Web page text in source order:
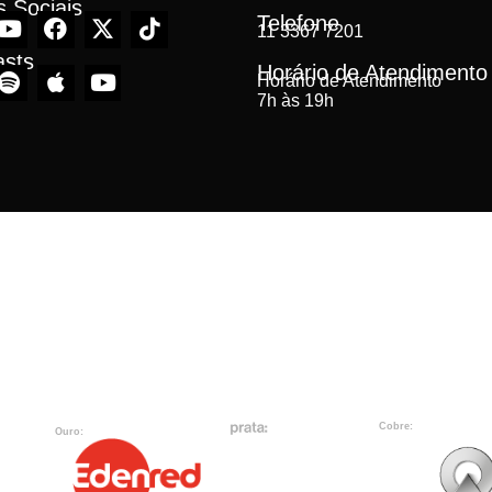
Sociais
Telefone
11 3367 7201
Horário de Atendimento
Horário de Atendimento
7h às 19h
Ouro:
Cobre: